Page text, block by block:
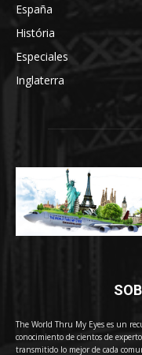
España
História
Especiales
Inglaterra
The World Thru My Eyes es un
conocimiento de cientos de
transmitido lo mejor de cada